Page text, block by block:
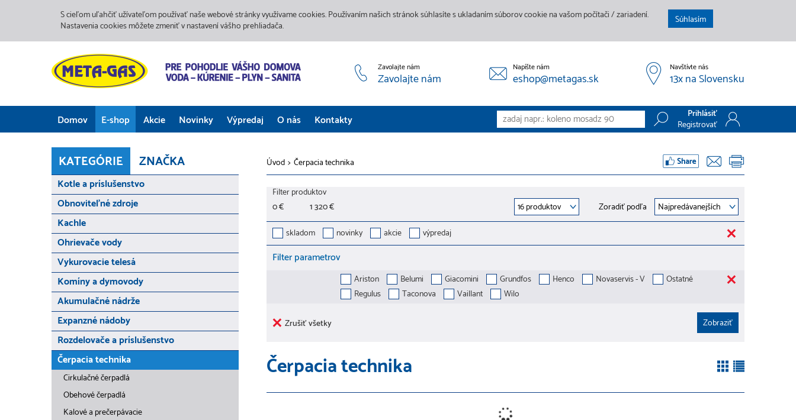
S cieľom uľahčiť užívateľom používať naše webové stránky využívame cookies. Používaním našich stránok súhlasíte s ukladaním súborov cookie na vašom počítači / zariadení.
Nastavenia cookies môžete zmeniť v nastavení vášho prehliadača.
Súhlasím
Zavolajte nám
Zavolajte nám
Napíšte nám
eshop@metagas.sk
Navštívte nás
13x na Slovensku
Domov E-shop Akcie Novinky Výpredaj O nás
Služby
Predajne
Galéria
Kontakty
Prihlásiť
Registrovať
Registrovať
KATEGÓRIE ZNAČKA
Kotle a príslušenstvo
Obnoviteľné zdroje
Kachle
Ohrievače vody
Vykurovacie telesá
Komíny a dymovody
Akumulačné nádrže
Expanzné nádoby
Rozdelovače a príslušenstvo
Čerpacia technika
Cirkulačné čerpadlá
Obehové čerpadlá
Kalové a prečerpávacie
Úvod > Čerpacia technika
Filter produktov
0 €
1 320 €
Zoradiť podľa
skladom
novinky akcie výpredaj
Filter parametrov
Ariston Belumi Giacomini Grundfos Henco Novaservis - V
Ostatné
Regulus
Taconova Vaillant Wilo
Zrušiť všetky
Čerpacia technika